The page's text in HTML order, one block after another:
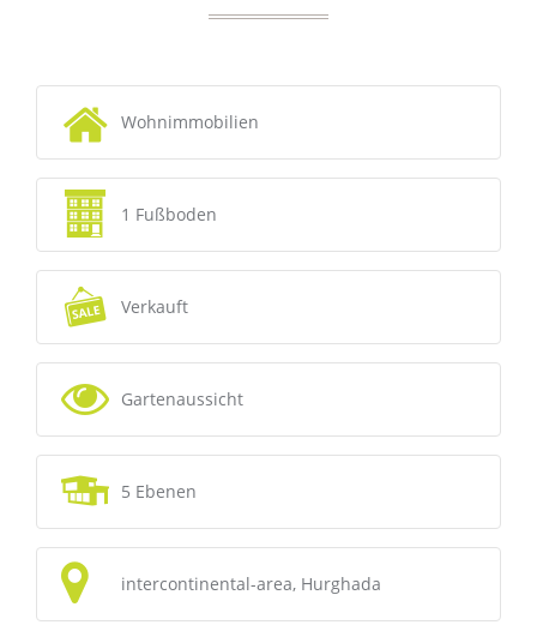
Wohnimmobilien
1 Fußboden
Verkauft
Gartenaussicht
5 Ebenen
intercontinental-area, Hurghada